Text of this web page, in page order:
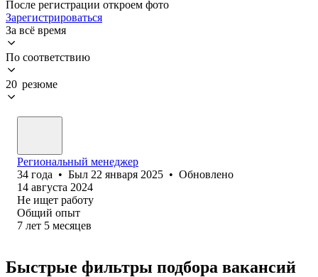
После регистрации откроем фото
Зарегистрироваться
За всё время
По соответствию
20 резюме
Региональный менеджер
34 года • Был 22 января 2025 • Обновлено
14 августа 2024
Не ищет работу
Общий опыт
7 лет 5 месяцев
Быстрые фильтры подбора вакансий